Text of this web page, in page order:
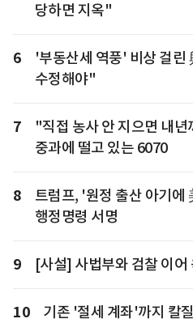
당하면 지옥"
6
'부동산세 역풍' 비상 걸린
수정해야"
7
"직접 농사 안 지으면 내
중과에 떨고 있는 6070
8
트럼프, '원정 출산 아기에
행정명령 서명
9 [사설] 사법부와 검찰 이
10
기존 '절세 계좌'까지 칼